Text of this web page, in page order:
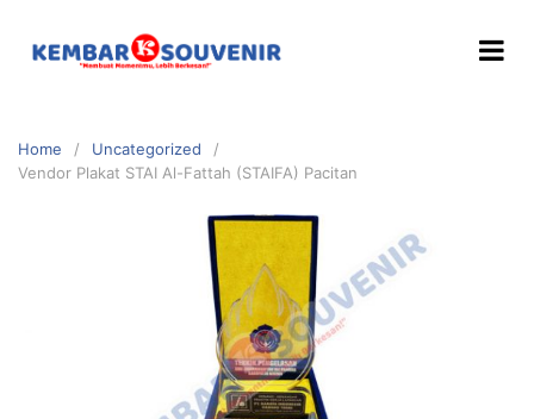
Home
Uncategorized
Vendor Plakat STAI Al-Fattah (STAIFA) Pacitan